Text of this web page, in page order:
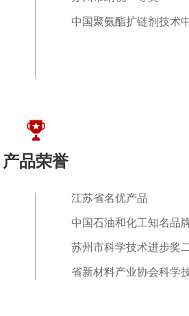
中国聚氨酯扩链剂技术
产品荣誉
江苏省名优产品
中国石油和化工知名品
苏州市科学技术进步奖
省新材料产业协会科学